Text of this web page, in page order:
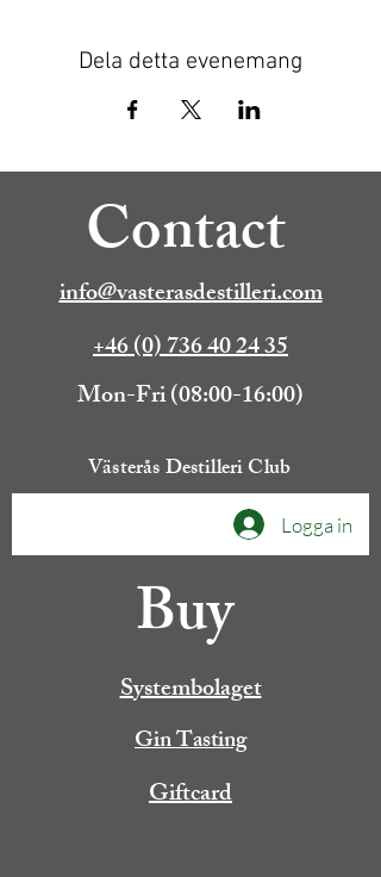
Dela detta evenemang
Contact
info@vasterasdestilleri.com
+46 (0) 736 40 24 35
Mon-Fri (08:00-16:00)
Västerås Destilleri Club
Logga in
Buy
Systembolaget
Gin Tasting
Giftcard